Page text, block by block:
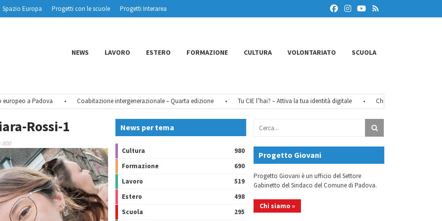
Spazio Europa Progetti con le scuole
Progetti Interarea
NEWS LAVORO ESTERO FORMAZIONE CULTURA VOLONTARIATO SCUOLA
a Padova • Coabitazione intergenerazionale – Quarta edizione • Tu CIE l’hai? – Attiva la tua identità digitale • Chiusure estive 2026
Rossi-1
800
News per tema
Cultura
980
Formazione
690
Lavoro
519
Estero
498
Scuola
295
Progetto Giovani
Progetto Giovani è un ufficio del Settore
Gabinetto del Sindaco del Comune di Padova.
Chi siamo »